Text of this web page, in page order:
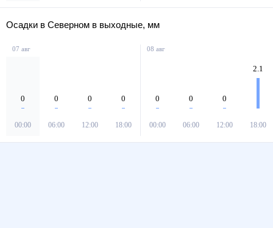
Осадки в Северном в выходные, мм
07 авг
0
00:00
0
06:00
0
12:00
0
18:00
08 авг
0
00:00
0
06:00
0
12:00
2.1
18:00